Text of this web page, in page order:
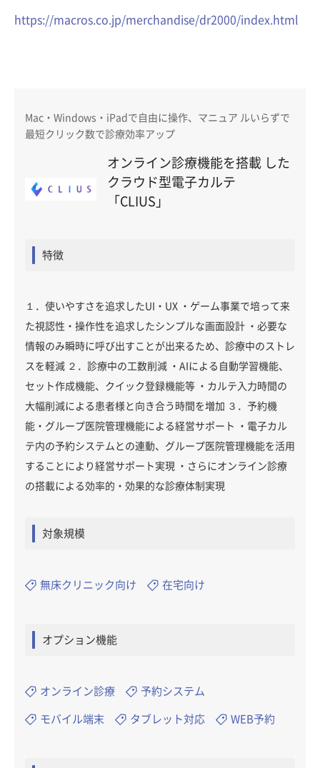
https://macros.co.jp/merchandise/dr2000/index.html
Mac・Windows・iPadで自由に操作、マニュア ルいらずで
最短クリック数で診療効率アップ
オンライン診療機能を搭載 した
クラウド型電子カルテ
「CLIUS」
特徴
１．使いやすさを追求したUI・UX ・ゲーム事業で培って来
た視認性・操作性を追求したシンプルな画面設計 ・必要な
情報のみ瞬時に呼び出すことが出来るため、診療中のストレ
スを軽減 ２．診療中の工数削減 ・AIによる自動学習機能、
セット作成機能、クイック登録機能等 ・カルテ入力時間の
大幅削減による患者様と向き合う時間を増加 ３．予約機
能・グループ医院管理機能による経営サポート ・電子カル
テ内の予約システムとの連動、グループ医院管理機能を活用
することにより経営サポート実現 ・さらにオンライン診療
の搭載による効率的・効果的な診療体制実現
対象規模
無床クリニック向け 在宅向け
オプション機能
オンライン診療 予約システム
モバイル端末 タブレット対応 WEB予約